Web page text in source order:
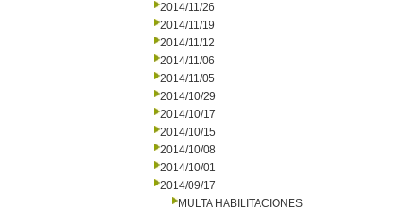
2014/11/26
2014/11/19
2014/11/12
2014/11/06
2014/11/05
2014/10/29
2014/10/17
2014/10/15
2014/10/08
2014/10/01
2014/09/17
MULTA HABILITACIONES